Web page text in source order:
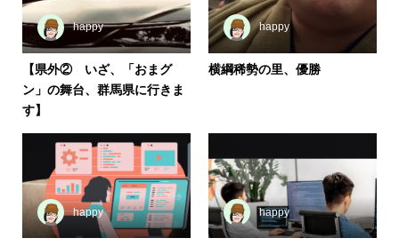
happy
【県外② いざ、「おまグ
ン」の舞台、群馬県に行きま
す】
happy
横綱稀勢の里、優勝
happy happy